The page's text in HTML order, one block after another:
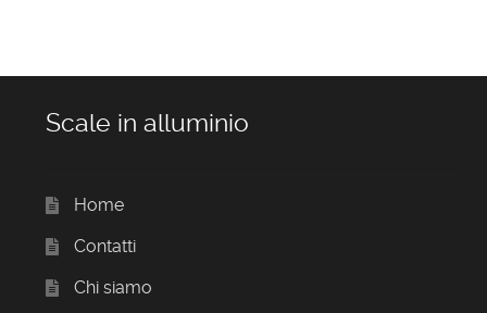
Scale in alluminio
Home
Contatti
Chi siamo